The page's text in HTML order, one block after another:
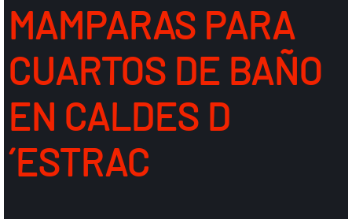
MAMPARAS PARA
CUARTOS DE BAÑO
EN CALDES D
´ESTRAC